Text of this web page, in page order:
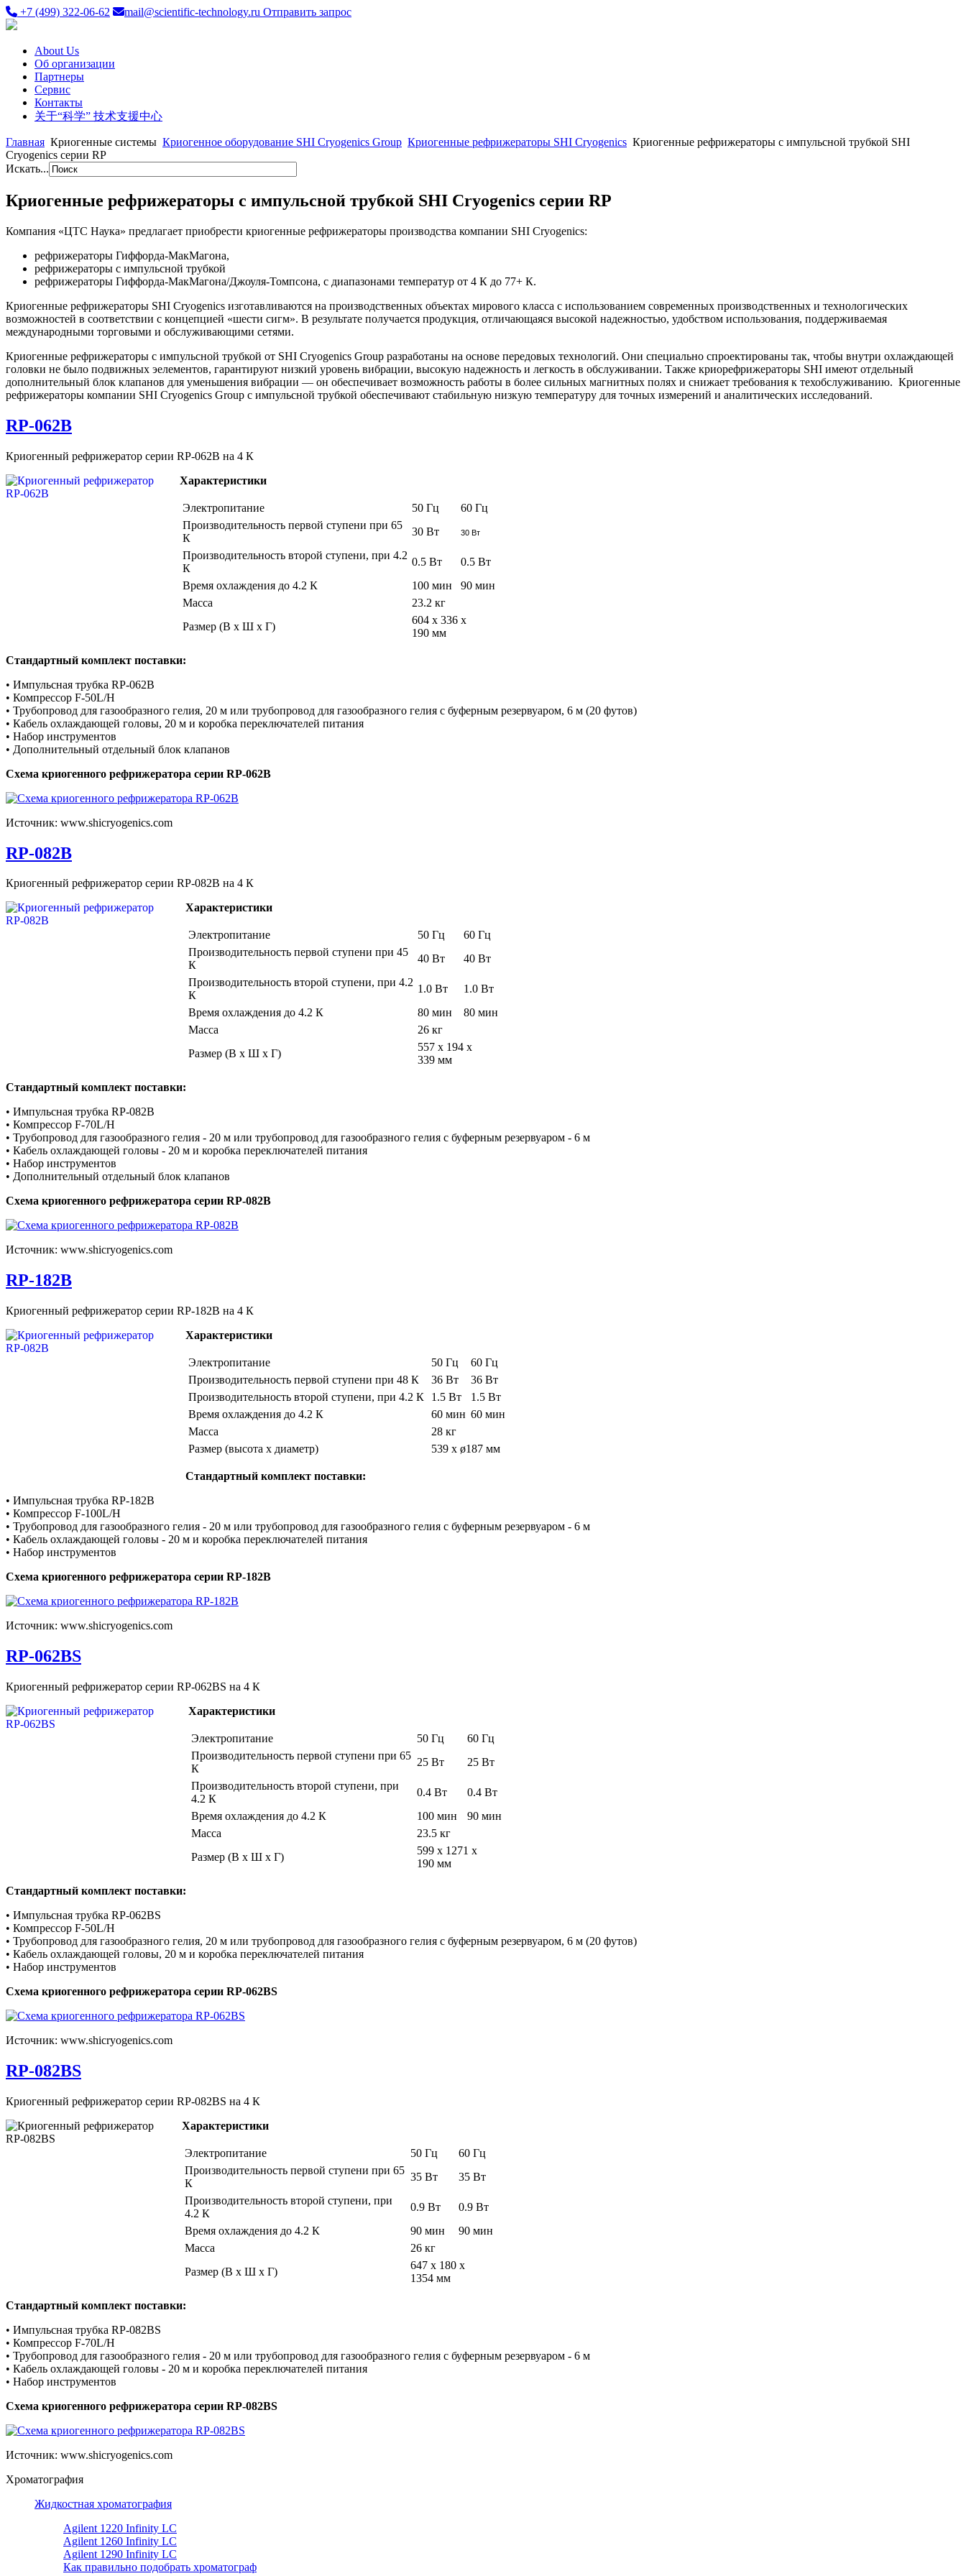
+7 (499) 322-06-62 mail@scientific-technology.ru Отправить запрос
About Us
Об организации
Партнеры
Сервис
Контакты
关于“科学” 技术支援中心
Главная Криогенные системы Криогенное оборудование SHI Cryogenics Group Криогенные рефрижераторы SHI Cryogenics Криогенные рефрижераторы с импульсной трубкой SHI
Cryogenics серии RP
Искать...
Криогенные рефрижераторы с импульсной трубкой SHI Cryogenics серии RP
Компания «ЦТС Наука» предлагает приобрести криогенные рефрижераторы производства компании SHI Cryogenics:
рефрижераторы Гиффорда-МакМагона,
рефрижераторы с импульсной трубкой
рефрижераторы Гиффорда-МакМагона/Джоуля-Томпсона, с диапазонами температур от 4 К до 77+ К.
Криогенные рефрижераторы SHI Cryogenics изготавливаются на производственных объектах мирового класса с использованием современных производственных и технологических
возможностей в соответствии с концепцией «шести сигм». В результате получается продукция, отличающаяся высокой надежностью, удобством использования, поддерживаемая
международными торговыми и обслуживающими сетями.
Криогенные рефрижераторы с импульсной трубкой от SHI Cryogenics Group разработаны на основе передовых технологий. Они специально спроектированы так, чтобы внутри охлаждающей
головки не было подвижных эелементов, гарантируют низкий уровень вибрации, высокую надежность и легкость в обслуживании. Также криорефрижераторы SHI имеют отдельный
дополнительный блок клапанов для уменьшения вибрации — он обеспечивает возможность работы в более сильных магнитных полях и снижает требования к техобслуживанию. Криогенные
рефрижераторы компании SHI Cryogenics Group с импульсной трубкой обеспечивают стабильную низкую температуру для точных измерений и аналитических исследований.
RP-062B
Криогенный рефрижератор серии RP-062B на 4 К
Характеристики
Электропитание 50 Гц
60 Гц
Производительность первой ступени при 65
К
30 Вт 30 Вт
Производительность второй ступени, при 4.2
К
0.5 Вт
0.5 Вт
Время охлаждения до 4.2 К
100 мин
90 мин
Масса
23.2 кг
Размер (В х Ш х Г)
604 x 336 x
190 мм
Стандартный комплект поставки:
• Импульсная трубка RP-062B
• Компрессор F-50L/H
• Трубопровод для газообразного гелия, 20 м или трубопровод для газообразного гелия с буферным резервуаром, 6 м (20 футов)
• Кабель охлаждающей головы, 20 м и коробка переключателей питания
• Набор инструментов
• Дополнительный отдельный блок клапанов
Схема криогенного рефрижератора серии RP-062B
Источник: www.shicryogenics.com
RP-082B
Криогенный рефрижератор серии RP-082B на 4 К
Характеристики
Электропитание 50 Гц
60 Гц
Производительность первой ступени при 45
К
40 Вт
40 Вт
Производительность второй ступени, при 4.2
К
1.0 Вт
1.0 Вт
Время охлаждения до 4.2 К
80 мин
80 мин
Масса
26 кг
Размер (В х Ш х Г)
557 x 194 x
339 мм
Стандартный комплект поставки:
• Импульсная трубка RP-082B
• Компрессор F-70L/H
• Трубопровод для газообразного гелия - 20 м или трубопровод для газообразного гелия с буферным резервуаром - 6 м
• Кабель охлаждающей головы - 20 м и коробка переключателей питания
• Набор инструментов
• Дополнительный отдельный блок клапанов
Схема криогенного рефрижератора серии RP-082B
Источник: www.shicryogenics.com
RP-182B
Криогенный рефрижератор серии RP-182B на 4 К
Характеристики
Электропитание 50 Гц
60 Гц
Производительность первой ступени при 48 К
36 Вт
36 Вт
Производительность второй ступени, при 4.2 К
1.5 Вт
1.5 Вт
Время охлаждения до 4.2 К
60 мин 60 мин
Масса
28 кг
Размер (высота х диаметр)
539 x ø187 мм
Стандартный комплект поставки:
• Импульсная трубка RP-182B
• Компрессор F-100L/H
• Трубопровод для газообразного гелия - 20 м или трубопровод для газообразного гелия с буферным резервуаром - 6 м
• Кабель охлаждающей головы - 20 м и коробка переключателей питания
• Набор инструментов
Схема криогенного рефрижератора серии RP-182B
Источник: www.shicryogenics.com
RP-062BS
Криогенный рефрижератор серии RP-062BS на 4 К
Характеристики
Электропитание 50 Гц
60 Гц
Производительность первой ступени при 65
К
25 Вт
25 Вт
Производительность второй ступени, при
4.2 К
0.4 Вт
0.4 Вт
Время охлаждения до 4.2 К
100 мин
90 мин
Масса
23.5 кг
Размер (В х Ш х Г)
599 x 1271 x
190 мм
Стандартный комплект поставки:
• Импульсная трубка RP-062BS
• Компрессор F-50L/H
• Трубопровод для газообразного гелия, 20 м или трубопровод для газообразного гелия с буферным резервуаром, 6 м (20 футов)
• Кабель охлаждающей головы, 20 м и коробка переключателей питания
• Набор инструментов
Схема криогенного рефрижератора серии RP-062BS
Источник: www.shicryogenics.com
RP-082BS
Криогенный рефрижератор серии RP-082BS на 4 К
Характеристики
Электропитание 50 Гц
60 Гц
Производительность первой ступени при 65
К
35 Вт
35 Вт
Производительность второй ступени, при
4.2 К
0.9 Вт
0.9 Вт
Время охлаждения до 4.2 К
90 мин
90 мин
Масса
26 кг
Размер (В х Ш х Г)
647 x 180 x
1354 мм
Стандартный комплект поставки:
• Импульсная трубка RP-082BS
• Компрессор F-70L/H
• Трубопровод для газообразного гелия - 20 м или трубопровод для газообразного гелия с буферным резервуаром - 6 м
• Кабель охлаждающей головы - 20 м и коробка переключателей питания
• Набор инструментов
Схема криогенного рефрижератора серии RP-082BS
Источник: www.shicryogenics.com
Хроматография
Жидкостная хроматография
Agilent 1220 Infinity LC
Agilent 1260 Infinity LC
Agilent 1290 Infinity LC
Как правильно подобрать хроматограф